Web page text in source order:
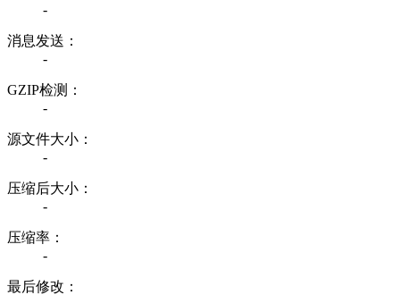
-
消息发送：
-
GZIP检测：
-
源文件大小：
-
压缩后大小：
-
压缩率：
-
最后修改：